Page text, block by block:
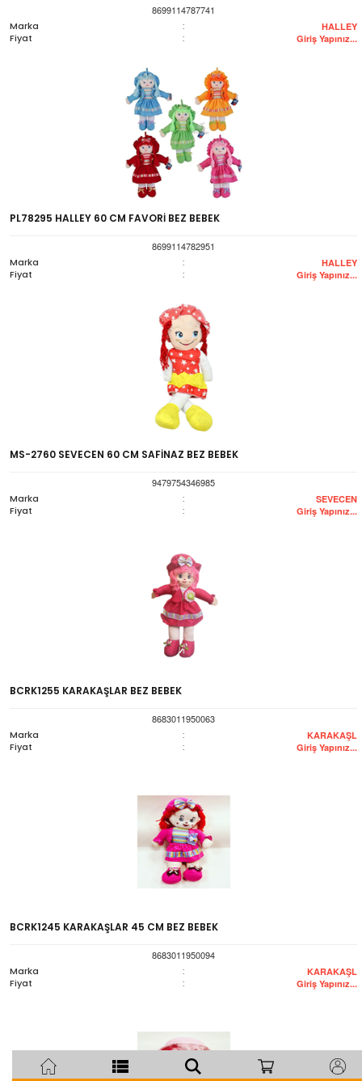
8699114787741
Marka
: HALLEY
Fiyat : Giriş Yapınız...
PL78295 HALLEY 60 CM FAVORİ BEZ BEBEK
8699114782951
Marka
: HALLEY
Fiyat : Giriş Yapınız...
MS-2760 SEVECEN 60 CM SAFİNAZ BEZ BEBEK
9479754346985
Marka
: SEVECEN
Fiyat : Giriş Yapınız...
BCRK1255 KARAKAŞLAR BEZ BEBEK
8683011950063
Marka
: KARAKAŞL
Fiyat : Giriş Yapınız...
BCRK1245 KARAKAŞLAR 45 CM BEZ BEBEK
8683011950094
Marka
: KARAKAŞL
Fiyat : Giriş Yapınız...